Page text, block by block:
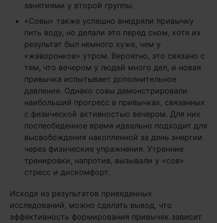
занятиями у второй группы.
«Совы» также успешно внедряли привычку
пить воду, но делали это перед сном, хотя их
результат был немного хуже, чем у
«жаворонков» утром. Вероятно, это связано с
тем, что вечером у людей много дел, и новая
привычка испытывает дополнительное
давление. Однако совы демонстрировали
наибольший прогресс в привычках, связанных
с физической активностью вечером. Для них
послеобеденное время идеально подходит для
высвобождения накопленной за день энергии
через физические упражнения. Утренние
тренировки, напротив, вызывали у «сов»
стресс и дискомфорт.
Исходя из результатов приведенных
исследований, можно сделать вывод, что
эффективность формирования привычек зависит